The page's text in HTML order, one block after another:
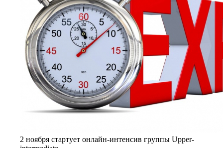
2 ноября стартует онлайн-интенсив группы Upper-